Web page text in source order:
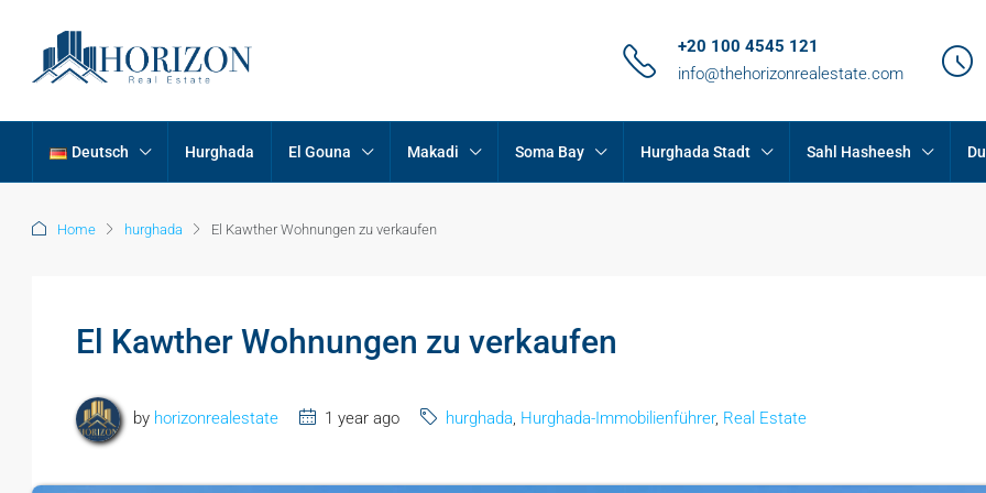
+20 100 4545 121
info@thehorizonrealestate.com
Deutsch Hurghada El Gouna Makadi Soma Bay Hurghada Stadt Sahl Hasheesh
Home hurghada El Kawther Wohnungen zu verkaufen
El Kawther Wohnungen zu verkaufen
by horizonrealestate 1 year ago hurghada, Hurghada-Immobilienführer, Real Estate